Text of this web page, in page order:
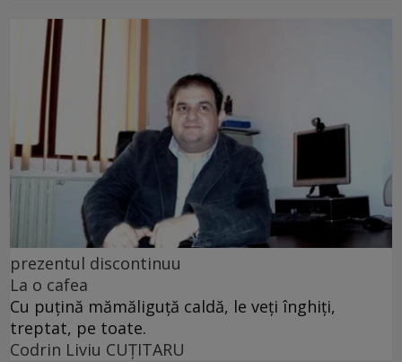
prezentul discontinuu
La o cafea
Cu puţină mămăliguţă caldă, le veţi înghiţi,
treptat, pe toate.
Codrin Liviu CUŢITARU